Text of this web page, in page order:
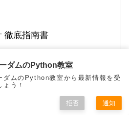
徹底指南書
で見る
天市場で見る
ショッピングで見るトップ サイドバー
ダムのPython教室
ダムのPython教室から最新情報を受
ょう！
拒否 通知